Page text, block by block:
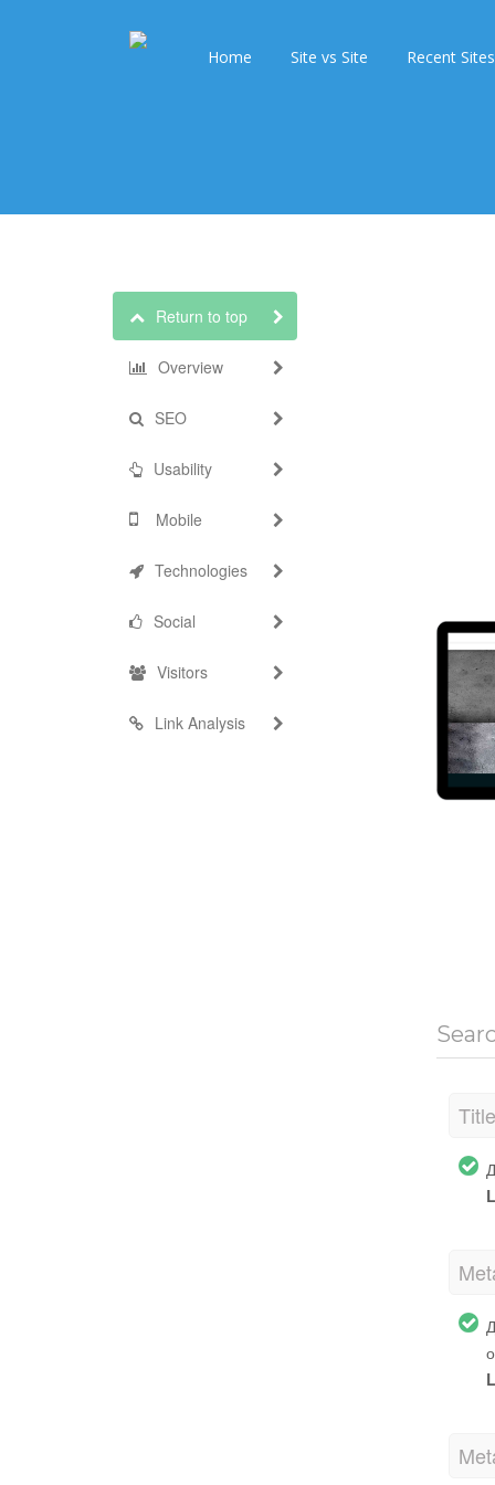
Home Site vs Site Recent Sites
Return to top
Overview
SEO
Usability
Mobile
Technologies
Social
Visitors
Link Analysis